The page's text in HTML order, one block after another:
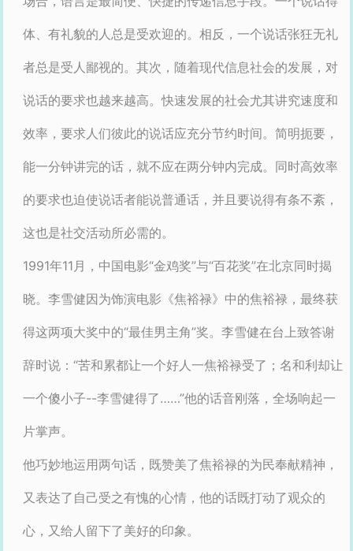
体、有礼貌的人总是受欢迎的。相反，一个说话张狂无礼
者总是受人鄙视的。其次，随着现代信息社会的发展，对
说话的要求也越来越高。快速发展的社会尤其讲究速度和
效率，要求人们彼此的说话应充分节约时间。简明扼要，
能一分钟讲完的话，就不应在两分钟内完成。同时高效率
的要求也迫使说话者能说普通话，并且要说得有条不紊，
这也是社交活动所必需的。
1991年11月，中国电影“金鸡奖”与“百花奖”在北京同时揭
晓。李雪健因为饰演电影《焦裕禄》中的焦裕禄，最终获
得这两项大奖中的“最佳男主角”奖。李雪健在台上致答谢
辞时说：“苦和累都让一个好人一焦裕禄受了；名和利却让
一个傻小子--李雪健得了……”他的话音刚落，全场响起一
片掌声。
他巧妙地运用两句话，既赞美了焦裕禄的为民奉献精神，
又表达了自己受之有愧的心情，他的话既打动了观众的
心，又给人留下了美好的印象。